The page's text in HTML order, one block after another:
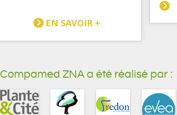
EN SAVOIR +
Compamed ZNA a été réalisé par :